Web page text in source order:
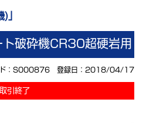
」
ト破砕機CR30超硬岩用
ド：S000876 登録日：2018/04/17
取引終了